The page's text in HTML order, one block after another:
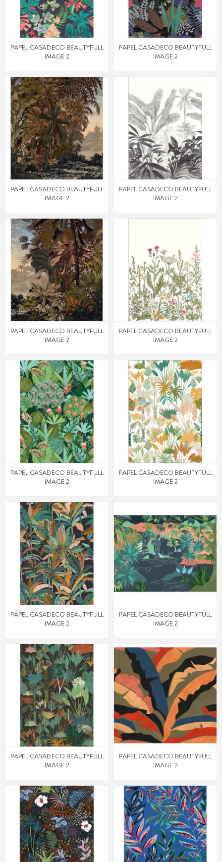
PAPEL CASADECO BEAUTYFULL
IMAGE 2
PAPEL CASADECO BEAUTYFULL
IMAGE 2
PAPEL CASADECO BEAUTYFULL
IMAGE 2
PAPEL CASADECO BEAUTYFULL
IMAGE 2
PAPEL CASADECO BEAUTYFULL
IMAGE 2
PAPEL CASADECO BEAUTYFULL
IMAGE 2
PAPEL CASADECO BEAUTYFULL
IMAGE 2
PAPEL CASADECO BEAUTYFULL
IMAGE 2
PAPEL CASADECO BEAUTYFULL
IMAGE 2
PAPEL CASADECO BEAUTYFULL
IMAGE 2
PAPEL CASADECO BEAUTYFULL
IMAGE 2
PAPEL CASADECO BEAUTYFULL
IMAGE 2